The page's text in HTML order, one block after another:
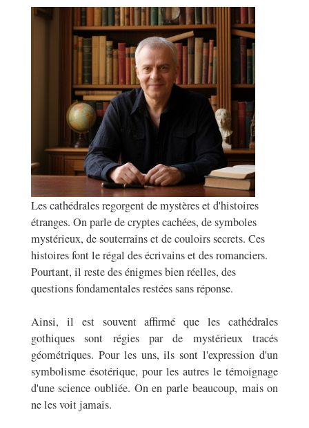
Les cathédrales regorgent de mystères et d'histoires
étranges. On parle de cryptes cachées, de symboles
mystérieux, de souterrains et de couloirs secrets. Ces
histoires font le régal des écrivains et des romanciers.
Pourtant, il reste des énigmes bien réelles, des
questions fondamentales restées sans réponse.
Ainsi, il est souvent affirmé que les cathédrales
gothiques sont régies par de mystérieux tracés
géométriques. Pour les uns, ils sont l'expression d'un
symbolisme ésotérique, pour les autres le témoignage
d'une science oubliée. On en parle beaucoup, mais on
ne les voit jamais.